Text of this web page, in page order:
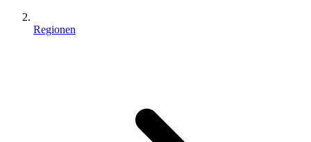
Regionen